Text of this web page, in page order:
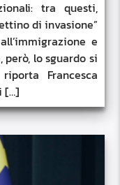
tra questi,
di invasione”
e
però, lo sguardo si
Francesca
[…]